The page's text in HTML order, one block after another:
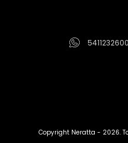
Copyright Neratta - 2026.